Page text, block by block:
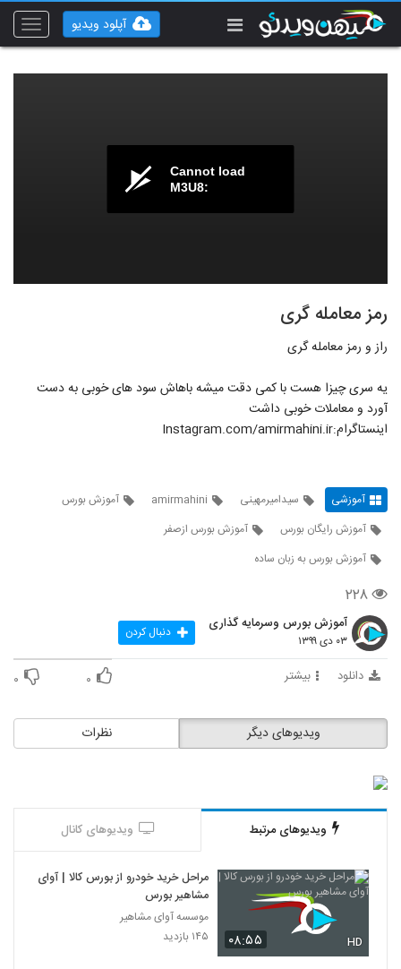
Toggle
آپلود ویدیو
Cannot load
M3U8:
رمز معامله گری
راز و رمز معامله گری
️یه سری چیزا هست با کمی دقت میشه باهاش سود های خوبی به دست
آورد و معاملات خوبی داشت
اینستاگرام:Instagram.com/amirmahini.ir
آموزشی سیدامیرمهینی amirmahini
آموزش بورس
آموزش رایگان بورس
آموزش بورس ازصفر
آموزش بورس به زبان ساده
۲۲۸
آموزش بورس وسرمایه گذاری
۰۳ دی ۱۳۹۹ دنبال کردن
دانلود بیشتر ۰ ۰
نظرات ویدیوهای دیگر
ویدیوهای مرتبط ویدیوهای کانال
۰۸:۵۵ HD
مراحل خرید خودرو از بورس کالا | آوای
مشاهیر بورس
موسسه آوای مشاهیر
۱۴۵ بازدید